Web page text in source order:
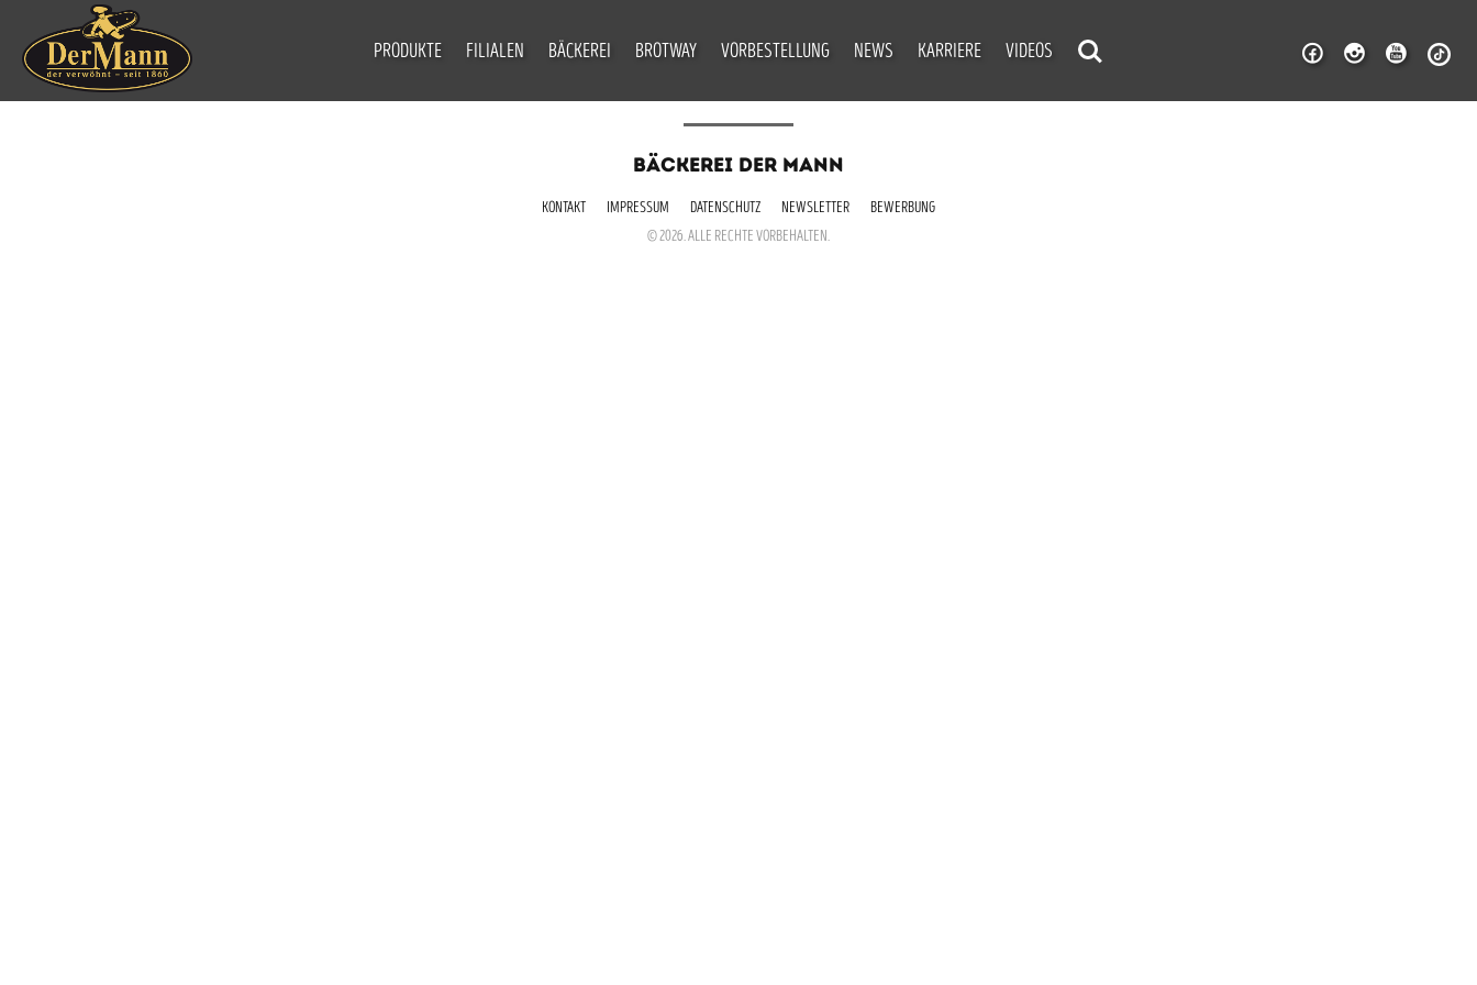
PRODUKTE FILIALEN BÄCKEREI BROTWAY VORBESTELLUNG NEWS KARRIERE VIDEOS
BÄCKEREI DER MANN
KONTAKT IMPRESSUM DATENSCHUTZ NEWSLETTER
BEWERBUNG
© 2026. ALLE RECHTE VORBEHALTEN.